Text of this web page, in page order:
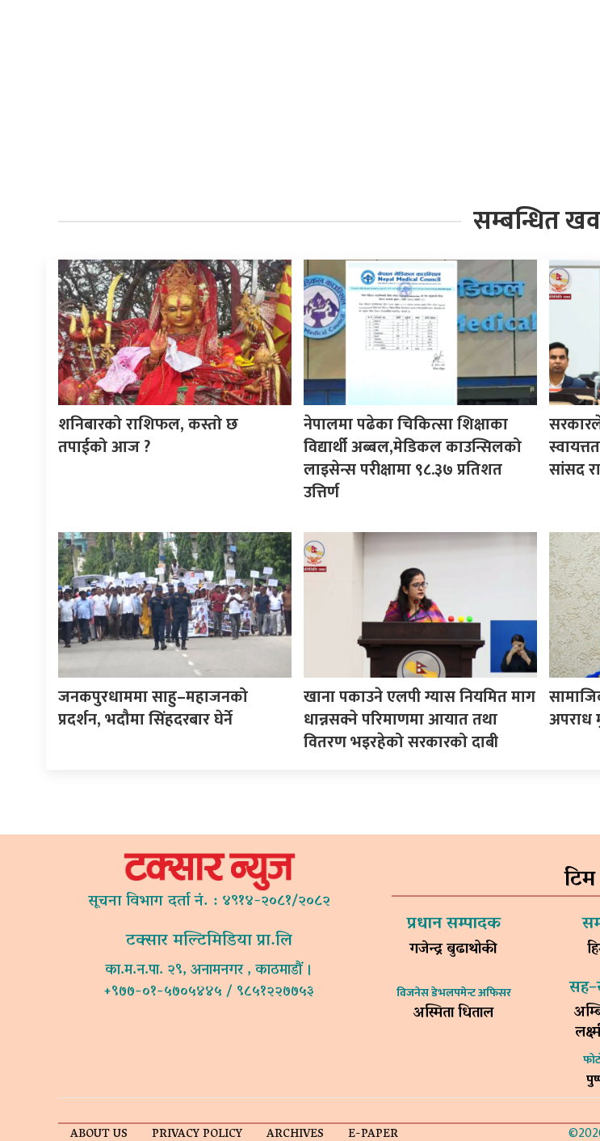
सम्बन्धित
शनिबारको राशिफल, कस्तो छ
तपाईको आज ?
नेपालमा पढेका चिकित्सा शिक्षाका
विद्यार्थी अब्बल,मेडिकल काउन्सिलको
लाइसेन्स परीक्षामा ९८.३७ प्रतिशत
उत्तिर्ण
सांसद
जनकपुरधाममा साहु–महाजनको
प्रदर्शन, भदौमा सिंहदरबार घेर्ने
खाना पकाउने एलपी ग्यास नियमित माग
धान्नसक्ने परिमाणमा आयात तथा
वितरण भइरहेको सरकारको दाबी
अपराध
सूचना विभाग दर्ता नं. : ४९१४-२०८१/२०८२
टक्सार मल्टिमिडिया प्रा.लि
का.म.न.पा. २९, अनामनगर , काठमाडौं ।
+९७७-०१-५७०५४४५ / ९८५१२२७७५३
प्रधान सम्पादक
गजेन्द्र बुढाथोकी
विजनेस डेभलपमेन्ट अफिसर
अस्मिता धिताल
ABOUT US PRIVACY POLICY ARCHIVES E-PAPER